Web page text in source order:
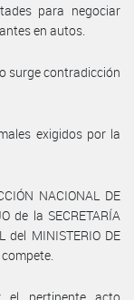
para negociar
en autos.
surge contradicción
exigidos por la
NACIONAL DE
de la SECRETARÍA
del MINISTERIO DE
el pertinente acto